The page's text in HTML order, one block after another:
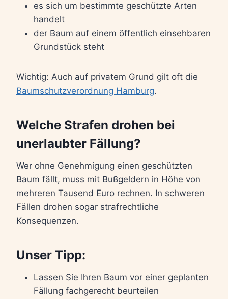
es sich um bestimmte geschützte Arten
handelt
der Baum auf einem öffentlich einsehbaren
Grundstück steht
Wichtig: Auch auf privatem Grund gilt oft die
Baumschutzverordnung Hamburg.
Welche Strafen drohen bei
unerlaubter Fällung?
Wer ohne Genehmigung einen geschützten
Baum fällt, muss mit Bußgeldern in Höhe von
mehreren Tausend Euro rechnen. In schweren
Fällen drohen sogar strafrechtliche
Konsequenzen.
Unser Tipp:
Lassen Sie Ihren Baum vor einer geplanten
Fällung fachgerecht beurteilen